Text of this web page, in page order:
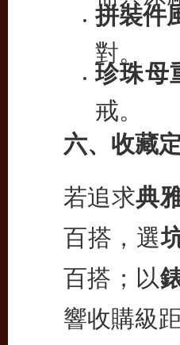
拼裝件
對。
珍珠母
戒。
六、收藏
若追求典
百搭，選
百搭；以
響收購級距